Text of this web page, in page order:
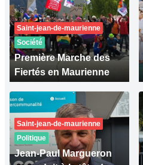
Saint-jean-de-maurienne
Société
Première Marche des
Fiertés en Maurienne
Saint-jean-de-maurienne
Politique
Jean-Paul Margueron